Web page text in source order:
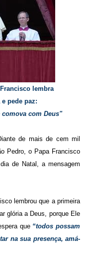
lembra
pede paz:
comova com Deus"
de mais de cem mil
Pedro, o Papa Francisco
de Natal, a mensagem
lembrou que a primeira
glória a Deus, porque Ele
que “todos possam
na sua presença, amá-